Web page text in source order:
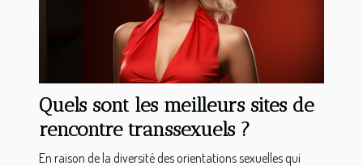
Quels sont les meilleurs sites de
rencontre transsexuels ?
En raison de la diversité des orientations sexuelles qui